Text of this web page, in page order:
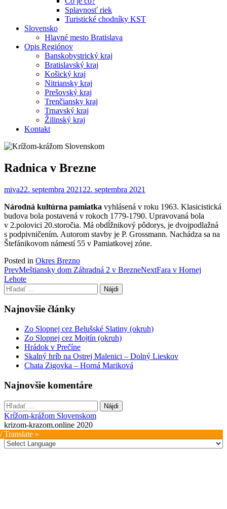
Splavnosť riek
Turistické chodníky KST
Slovensko
Hlavné mesto Bratislava
Opis Regiónov
Banskobystrický kraj
Bratislavský kraj
Košický kraj
Nitriansky kraj
Prešovský kraj
Trenčiansky kraj
Trnavský kraj
Žilinský kraj
Kontakt
Radnica v Brezne
miva22. septembra 2021 22. septembra 2021
Národná kultúrna pamiatka vyhlásená v roku 1963. Klasicistická
budova bola postavená v rokoch 1779-1790. Upravovaná bola
v 2.polovici 20.storočia. Má obdĺžnikový pôdorys, je dvojpodlažná
s podpivničením. Autorom stavby je P. Grossmann. Nachádza sa na
Štefánikovom námestí 55 v Pamiatkovej zóne.
Posted in Okres Brezno
Post
navigation
PrevMeštiansky dom Záhradná 2 v BrezneNextFara v Hornej
Lehote
Hľadať:
Najnovšie články
Zo Slopnej cez Belušské Slatiny (okruh)
Zo Slopnej cez Mojtín (okruh)
Hrádok v Prečíne
Skalný hríb na Ostrej Malenici – Dolný Lieskov
Chata Zigovka – Horná Mariková
Najnovšie komentáre
Hľadať:
Krížom-krážom Slovenskom
krizom-krazom.online 2020
Translate »